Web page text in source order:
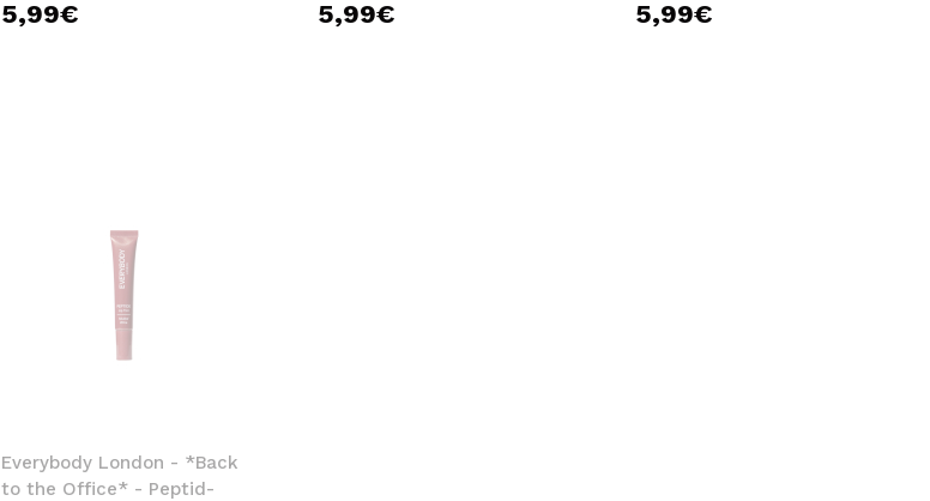
5,99€ 5,99€ 5,99€
Everybody London - *Back
to the Office* - Peptid-